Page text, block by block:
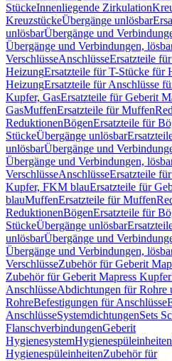
StückeInnenliegende Zirkulation
KreuzstückeÜbergänge unlösbar
unlösbarÜbergänge und
Übergänge und Verbindungen,
VerschlüsseAnschlüsseErsatzteile
HeizungErsatzteile für T-Stücke für
HeizungErsatzteile für Anschlüsse
Kupfer, GasErsatzteile für Geberit
GasMuffenErsatzteile für Muffen
ReduktionenBögenErsatzteile für
StückeÜbergänge unlösbar
unlösbarÜbergänge und
Übergänge und Verbindungen,
VerschlüsseAnschlüsseErsatzteile
Kupfer, FKM blauErsatzteile für
blauMuffenErsatzteile für Muffen
ReduktionenBögenErsatzteile für
StückeÜbergänge unlösbar
unlösbarÜbergänge und
Übergänge und Verbindungen,
VerschlüsseZubehör für Geberit
Zubehör für Geberit Mapress Kupfer
AnschlüsseAbdichtungen für Rohre
RohreBefestigungen für Anschlüsse
AnschlüsseSystemdichtungenSets
FlanschverbindungenGeberit
HygienesystemHygienespüleinheiten
HygienespüleinheitenZubehör für